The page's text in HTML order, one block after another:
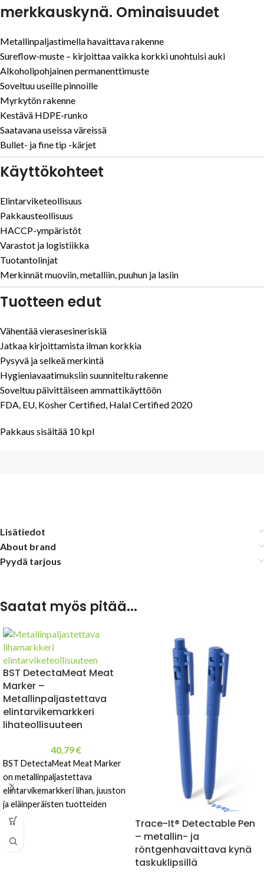
merkkauskynä. Ominaisuudet
Metallinpaljastimella havaittava rakenne
Sureflow-muste – kirjoittaa vaikka korkki unohtuisi auki
Alkoholipohjainen permanenttimuste
Soveltuu useille pinnoille
Myrkytön rakenne
Kestävä HDPE-runko
Saatavana useissa väreissä
Bullet- ja fine tip -kärjet
Käyttökohteet
Elintarviketeollisuus
Pakkausteollisuus
HACCP-ympäristöt
Varastot ja logistiikka
Tuotantolinjat
Merkinnät muoviin, metalliin, puuhun ja lasiin
Tuotteen edut
Vähentää vierasesineriskiä
Jatkaa kirjoittamista ilman korkkia
Pysyvä ja selkeä merkintä
Hygieniavaatimuksiin suunniteltu rakenne
Soveltuu päivittäiseen ammattikäyttöön
FDA, EU, Kosher Certified, Halal Certified 2020
Pakkaus sisältää 10 kpl
Lisätiedot
About brand
Pyydä tarjous
Saatat myös pitää...
BST DetectaMeat Meat
Marker –
Metallinpaljastettava
elintarvikemarkkeri
lihateollisuuteen
40,79€
BST DetectaMeat Meat Marker
on metallinpaljastettava
elintarvikemarkkeri lihan, juuston
ja eläinperäisten tuotteiden
merkintään. EU- ja FDA-
elintarviketeollisuuteen.
Trace-It® Detectable Pen
– metallin- ja
röntgenhavaittava kynä
taskuklipsillä